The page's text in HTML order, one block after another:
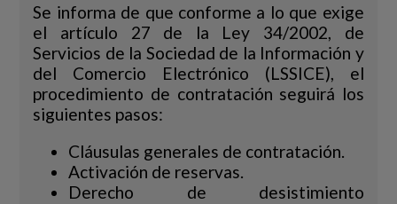
Se informa de que conforme a lo que exige
el artículo 27 de la Ley 34/2002, de
Servicios de la Sociedad de la Información y
del Comercio Electrónico (LSSICE), el
procedimiento de contratación seguirá los
siguientes pasos:
Cláusulas generales de contratación.
Activación de reservas.
Derecho de desistimiento